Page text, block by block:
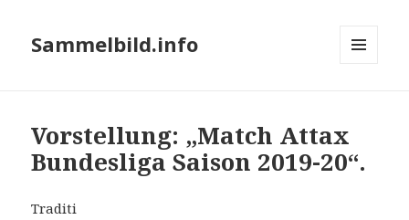
Sammelbild.info
Vorstellung: „Match Attax
Bundesliga Saison 2019-20“.
Traditi